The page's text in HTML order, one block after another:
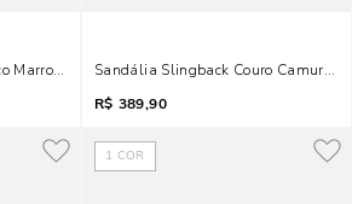
Marrom Tiras FivelasSandália Slingback Couro Camurça
R$ 389,90
1 COR